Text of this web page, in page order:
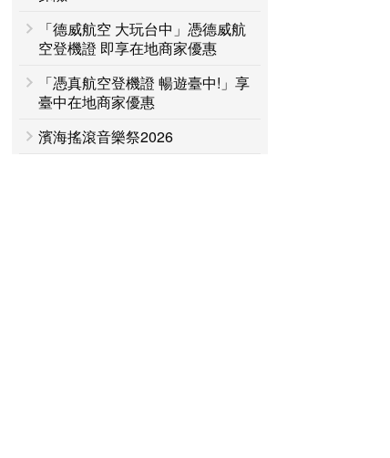
「德威航空 大玩台中」憑德威航
空登機證 即享在地商家優惠
「憑真航空登機證 暢遊臺中!」享
臺中在地商家優惠
濱海搖滾音樂祭2026